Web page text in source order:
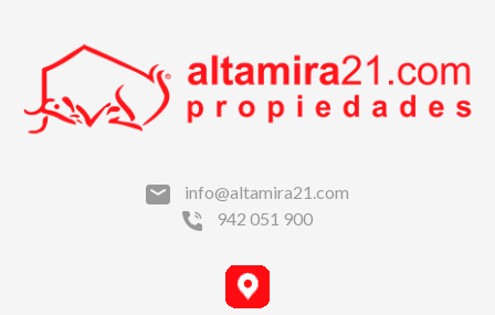
info@altamira21.com
942 051 900